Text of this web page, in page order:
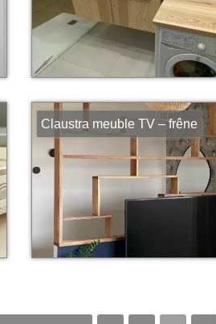
Claustra meuble TV – frêne